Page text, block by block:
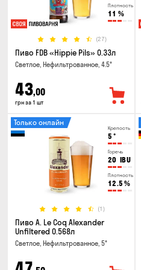
Плотность
11 %
(27)
Пиво FDB «Hippie Pils» 0.33л
Светлое, Нефильтрованное, 4.5°
43,00
грн за 1 шт
Крепость
5 °
Горечь
20 IBU
Плотность
12.5 %
(1)
Только онлайн
Пиво A. Le Coq Alexander
Unfiltered 0.568л
Светлое, Нефильтрованное, 5°